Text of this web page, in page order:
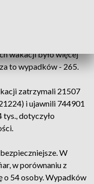
wakacji było więcej
to wypadków - 265.
zatrzymali 21507
i ujawnili 744901
dotyczyło
W
w porównaniu z
o 54 osoby. Wypadków